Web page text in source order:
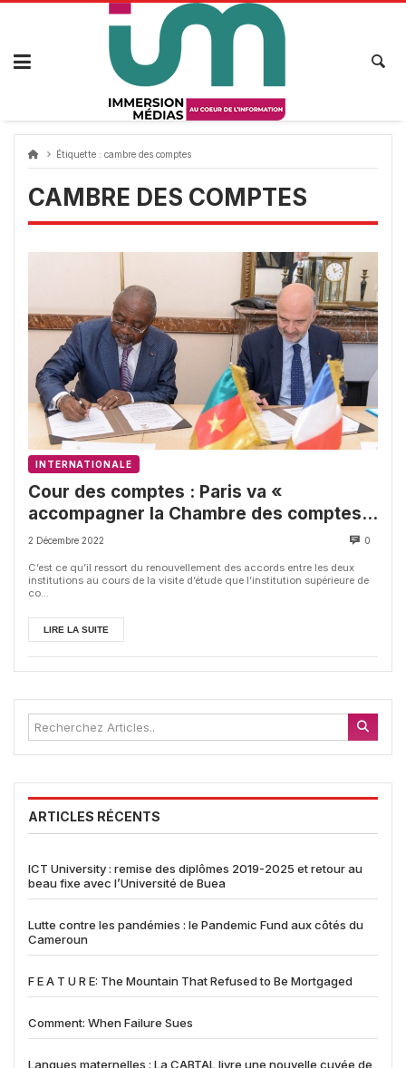
Passer
Étiquette : cambre des comptes
CAMBRE DES COMPTES
INTERNATIONALE
Cour des comptes : Paris va «
accompagner la Chambre des comptes
du Cameroun dans, l’évaluation des
gestion, la sanction des fautes de
gestion et la certification du compte
général de l’État »
2 Décembre 2022 0
C’est ce qu’il ressort du renouvellement des accords entre les deux
institutions au cours de la visite d’étude que l’institution supérieure de
co...
LIRE LA SUITE
ARTICLES RÉCENTS
ICT University : remise des diplômes 2019-2025 et retour au
beau fixe avec l’Université de Buea
Lutte contre les pandémies : le Pandemic Fund aux côtés du
Cameroun
F E A T U R E: The Mountain That Refused to Be Mortgaged
Comment: When Failure Sues
Langues maternelles : La CABTAL livre une nouvelle cuvée de